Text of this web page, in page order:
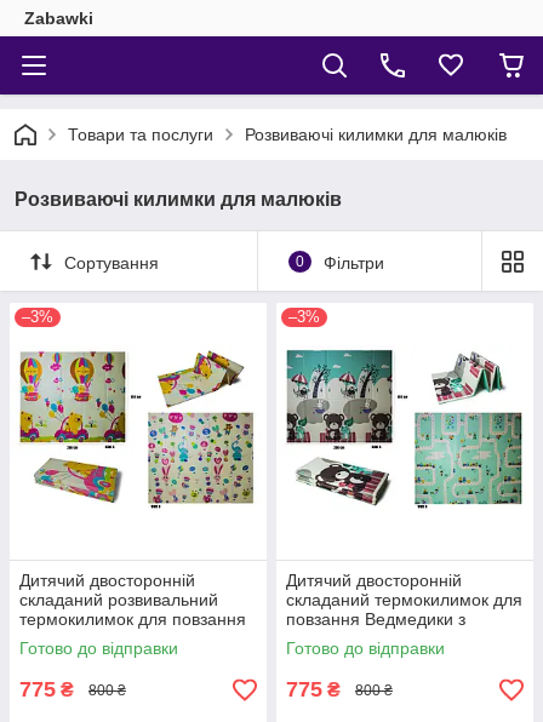
Zabawki
Товари та послуги Розвиваючі килимки для малюків
Розвиваючі килимки для малюків
Сортування 0 Фільтри
–3%
Дитячий двосторонній
складаний розвивальний
термокилимок для повзання
Ведмедик-мандрівник і
Вчимо цифри, 200х180 см
Готово до відправки
775 ₴ 800 ₴
–3%
Дитячий двосторонній
складаний термокилимок для
повзання Ведмедики з
друзями та Дорога пригод,
200х180 см
Готово до відправки
775 ₴ 800 ₴